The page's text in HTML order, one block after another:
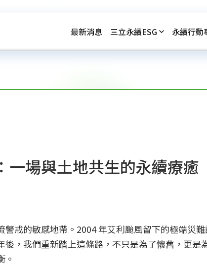
最新消息 三立永續ESG 永續行動
一場與土地共生的永續療癒
警戒的敏感地帶。2004 年艾利颱風留下的極端災
後，我們重新踏上這條路，不只是為了懷舊，更是
。